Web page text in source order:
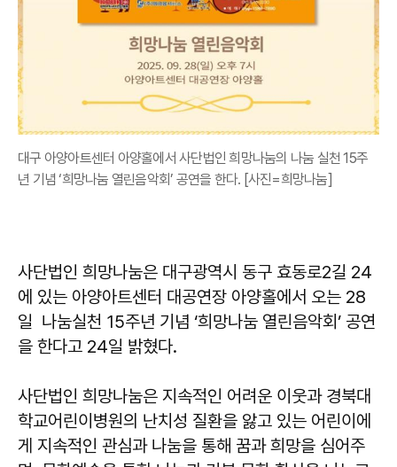
대구 아양아트센터 아양홀에서 사단법인 희망나눔의 나눔 실천 15주
년 기념 ‘희망나눔 열린음악회’ 공연을 한다. [사진=희망나눔]
사단법인 희망나눔은 대구광역시 동구 효동로2길 24
에 있는 아양아트센터 대공연장 아양홀에서 오는 28
일 나눔실천 15주년 기념 ‘희망나눔 열린음악회’ 공연
을 한다고 24일 밝혔다.
사단법인 희망나눔은 지속적인 어려운 이웃과 경북대
학교어린이병원의 난치성 질환을 앓고 있는 어린이에
게 지속적인 관심과 나눔을 통해 꿈과 희망을 심어주